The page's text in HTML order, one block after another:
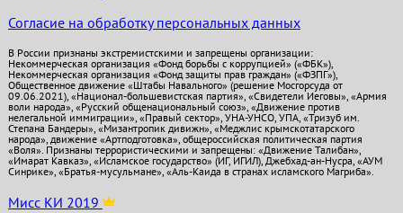
Согласие на обработку персональных данных
В России признаны экстремистскими и запрещены организации:
Некоммерческая организация «Фонд борьбы с коррупцией» («ФБК»),
Некоммерческая организация «Фонд защиты прав граждан» («ФЗПГ»),
Общественное движение «Штабы Навального» (решение Мосгорсуда от
09.06.2021), «Национал-большевистская партия», «Свидетели Иеговы», «Армия
воли народа», «Русский общенациональный союз», «Движение против
нелегальной иммиграции», «Правый сектор», УНА-УНСО, УПА, «Тризуб им.
Степана Бандеры», «Мизантропик дивижн», «Меджлис крымскотатарского
народа», движение «Артподготовка», общероссийская политическая партия
«Воля». Признаны террористическими и запрещены: «Движение Талибан»,
«Имарат Кавказ», «Исламское государство» (ИГ, ИГИЛ), Джебхад-ан-Нусра, «АУМ
Синрике», «Братья-мусульмане», «Аль-Каида в странах исламского Магриба».
Мисс КИ 2019